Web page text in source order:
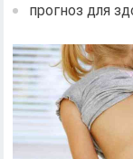
прогноз для